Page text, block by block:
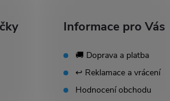
Informace pro Vás
🚚 Doprava a platba
↩️ Reklamace a vrácení
Hodnocení obchodu